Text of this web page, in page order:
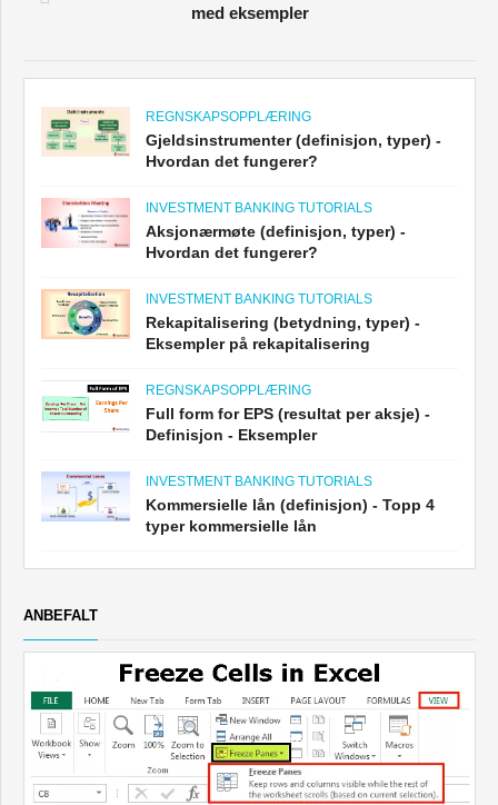
med eksempler
REGNSKAPSOPPLÆRING
Gjeldsinstrumenter (definisjon, typer) -
Hvordan det fungerer?
INVESTMENT BANKING TUTORIALS
Aksjonærmøte (definisjon, typer) -
Hvordan det fungerer?
INVESTMENT BANKING TUTORIALS
Rekapitalisering (betydning, typer) -
Eksempler på rekapitalisering
REGNSKAPSOPPLÆRING
Full form for EPS (resultat per aksje) -
Definisjon - Eksempler
INVESTMENT BANKING TUTORIALS
Kommersielle lån (definisjon) - Topp 4
typer kommersielle lån
ANBEFALT